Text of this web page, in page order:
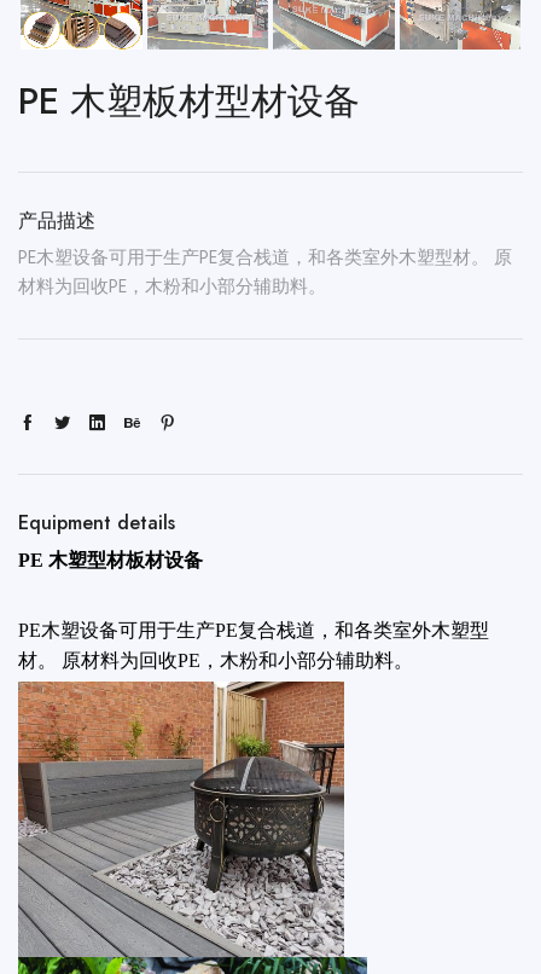
PE 木塑板材型材设备
产品描述
PE木塑设备可用于生产PE复合栈道，和各类室外木塑型材。 原
材料为回收PE，木粉和小部分辅助料。
Equipment details
PE 木塑型材板材设备
PE木塑设备可用于生产PE复合栈道，和各类室外木塑型
材。 原材料为回收PE，木粉和小部分辅助料。